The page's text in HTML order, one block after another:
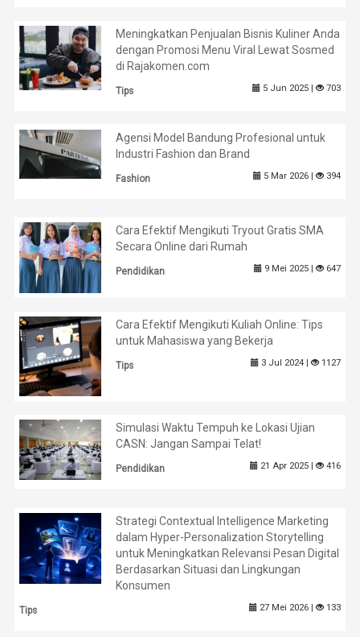
Meningkatkan Penjualan Bisnis Kuliner Anda
dengan Promosi Menu Viral Lewat Sosmed
di Rajakomen.com
Tips 5 Jun 2025 | 703
Agensi Model Bandung Profesional untuk
Industri Fashion dan Brand
Fashion 5 Mar 2026 | 394
Cara Efektif Mengikuti Tryout Gratis SMA
Secara Online dari Rumah
Pendidikan 9 Mei 2025 | 647
Cara Efektif Mengikuti Kuliah Online: Tips
untuk Mahasiswa yang Bekerja
Tips 3 Jul 2024 | 1127
Simulasi Waktu Tempuh ke Lokasi Ujian
CASN: Jangan Sampai Telat!
Pendidikan 21 Apr 2025 | 416
Strategi Contextual Intelligence Marketing
dalam Hyper-Personalization Storytelling
untuk Meningkatkan Relevansi Pesan Digital
Berdasarkan Situasi dan Lingkungan
Konsumen
Tips 27 Mei 2026 | 133